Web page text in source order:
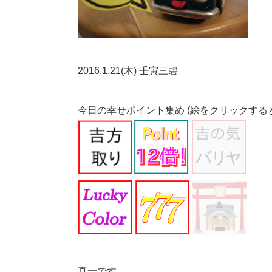
2016.1.21(木) 壬寅三碧
今日の幸せポイント集め (絵をクリックする